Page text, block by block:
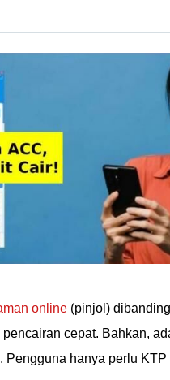
online (pinjol)
cepat. Bahkan,
. Pengguna hanya perlu